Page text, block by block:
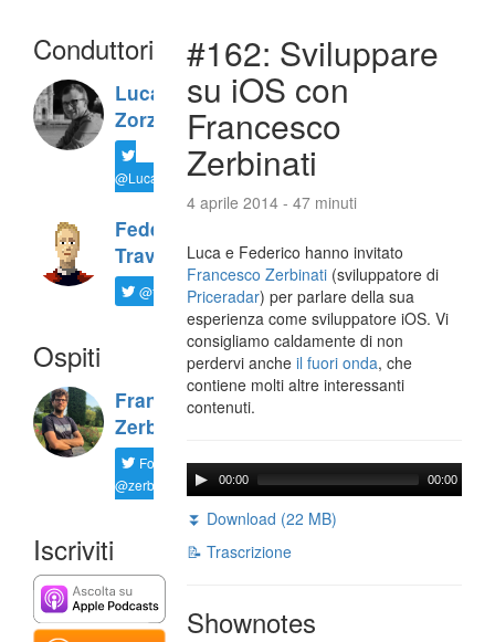
Conduttori
Luca
Zorzi
@LucaTNT
Federico
Travaini
@ftrava
Ospiti
Francesco
Zerbinati
Follow
@zerbfra
Iscriviti
#162: Sviluppare
su iOS con
Francesco
Zerbinati
4 aprile 2014 - 47 minuti
Luca e Federico hanno invitato
Francesco Zerbinati (sviluppatore di
Priceradar) per parlare della sua
esperienza come sviluppatore iOS. Vi
consigliamo caldamente di non
perdervi ancheil fuori onda, che
contiene molti altre interessanti
contenuti.
00:00 00:00
⏬ Download (22 MB)
📝 Trascrizione
Shownotes